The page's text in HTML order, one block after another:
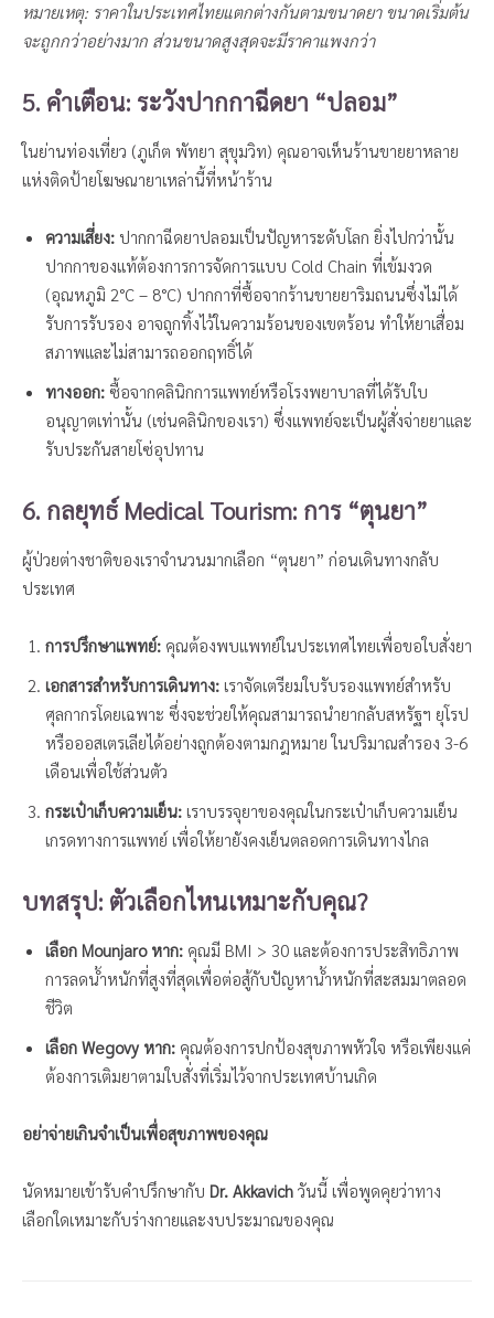
หมายเหตุ: ราคาในประเทศไทยแตกต่างกันตามขนาดยา ขนาดเริ่มต้น
จะถูกกว่าอย่างมาก ส่วนขนาดสูงสุดจะมีราคาแพงกว่า
5. คำเตือน: ระวังปากกาฉีดยา “ปลอม”
ในย่านท่องเที่ยว (ภูเก็ต พัทยา สุขุมวิท) คุณอาจเห็นร้านขายยาหลาย
แห่งติดป้ายโฆษณายาเหล่านี้ที่หน้าร้าน
ความเสี่ยง: ปากกาฉีดยาปลอมเป็นปัญหาระดับโลก ยิ่งไปกว่านั้น
ปากกาของแท้ต้องการการจัดการแบบ Cold Chain ที่เข้มงวด
(อุณหภูมิ 2°C – 8°C) ปากกาที่ซื้อจากร้านขายยาริมถนนซึ่งไม่ได้
รับการรับรอง อาจถูกทิ้งไว้ในความร้อนของเขตร้อน ทำให้ยาเสื่อม
สภาพและไม่สามารถออกฤทธิ์ได้
ทางออก: ซื้อจากคลินิกการแพทย์หรือโรงพยาบาลที่ได้รับใบ
อนุญาตเท่านั้น (เช่นคลินิกของเรา) ซึ่งแพทย์จะเป็นผู้สั่งจ่ายยาและ
รับประกันสายโซ่อุปทาน
6. กลยุทธ์ Medical Tourism: การ “ตุนยา”
ผู้ป่วยต่างชาติของเราจำนวนมากเลือก “ตุนยา” ก่อนเดินทางกลับ
ประเทศ
การปรึกษาแพทย์: คุณต้องพบแพทย์ในประเทศไทยเพื่อขอใบสั่งยา
เอกสารสำหรับการเดินทาง: เราจัดเตรียมใบรับรองแพทย์สำหรับ
ศุลกากรโดยเฉพาะ ซึ่งจะช่วยให้คุณสามารถนำยากลับสหรัฐฯ ยุโรป
หรือออสเตรเลียได้อย่างถูกต้องตามกฎหมาย ในปริมาณสำรอง 3-6
เดือนเพื่อใช้ส่วนตัว
กระเป๋าเก็บความเย็น: เราบรรจุยาของคุณในกระเป๋าเก็บความเย็น
เกรดทางการแพทย์ เพื่อให้ยายังคงเย็นตลอดการเดินทางไกล
บทสรุป: ตัวเลือกไหนเหมาะกับคุณ?
เลือก Mounjaro หาก: คุณมี BMI > 30 และต้องการประสิทธิภาพ
การลดน้ำหนักที่สูงที่สุดเพื่อต่อสู้กับปัญหาน้ำหนักที่สะสมมาตลอด
ชีวิต
เลือก Wegovy หาก: คุณต้องการปกป้องสุขภาพหัวใจ หรือเพียงแค่
ต้องการเติมยาตามใบสั่งที่เริ่มไว้จากประเทศบ้านเกิด
อย่าจ่ายเกินจำเป็นเพื่อสุขภาพของคุณ
นัดหมายเข้ารับคำปรึกษากับ Dr. Akkavich วันนี้ เพื่อพูดคุยว่าทาง
เลือกใดเหมาะกับร่างกายและงบประมาณของคุณ